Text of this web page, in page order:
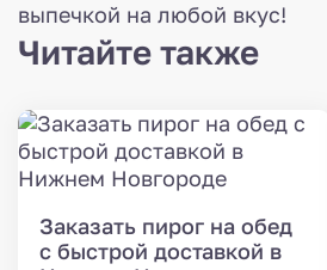
выпечкой на любой вкус!
Читайте также
Заказать пирог на обед
с быстрой доставкой в